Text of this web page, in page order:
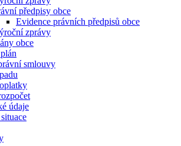
předpisy obce
Evidence právních předpisů obce
zprávy
obce
smlouvy
údaje